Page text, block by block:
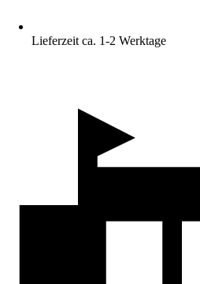
Lieferzeit ca. 1-2 Werktage